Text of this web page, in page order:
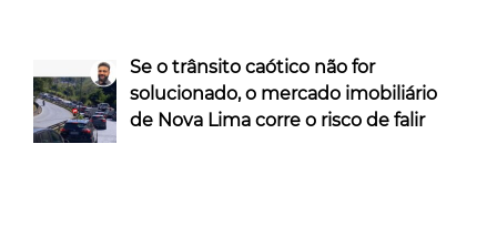
Se o trânsito caótico não for
solucionado, o mercado imobiliário
de Nova Lima corre o risco de falir